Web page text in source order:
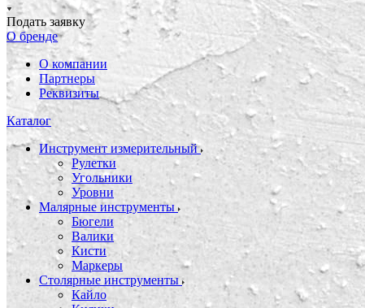
Подать заявку
О бренде
О компании
Партнеры
Реквизиты
Каталог
Инструмент измерительный
Рулетки
Угольники
Уровни
Малярные инструменты
Бюгели
Валики
Кисти
Маркеры
Столярные инструменты
Кайло